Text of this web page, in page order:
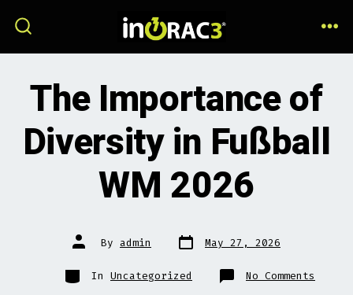
content
The Importance of
Diversity in Fußball
WM 2026
Post
author
By admin Post
date
May 27, 2026
Categories
In Uncategorized No Comments
The